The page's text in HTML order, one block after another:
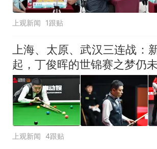
上观新闻 1跟贴
上海、太原、武汉三连战：
起，丁俊晖的世锦赛之梦仍
上观新闻 4跟贴